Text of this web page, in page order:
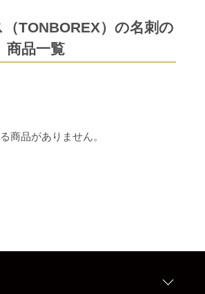
（TONBOREX）の名刺の
商品一覧
商品がありません。